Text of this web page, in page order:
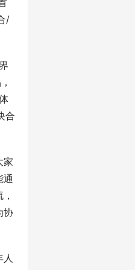
/
合
家
通
协
人